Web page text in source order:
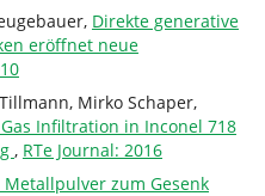
Direkte generative
eröffnet neue
Mirko Schaper,
Gas Infiltration in Inconel 718
, RTe Journal: 2016
Metallpulver zum Gesenk